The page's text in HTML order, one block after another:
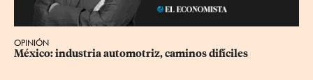
OPINIÓN
México: industria automotriz, caminos difíciles